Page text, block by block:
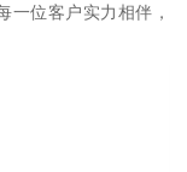
一位客户实力相伴，